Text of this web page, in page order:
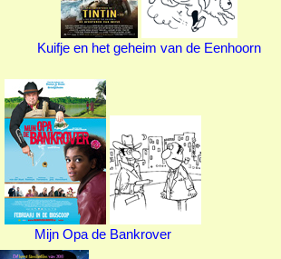
Kuifje en het geheim van de Eenhoorn
Mijn Opa de Bankrover